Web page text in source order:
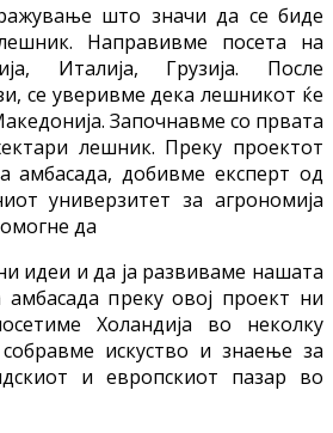
што значи да се биде
Направивме посета на
Италија, Грузија. После
се уверивме дека лешникот ќе
Започнавме со првата
лешник. Преку проектот
амбасада, добивме експерт од
универзитет за агрономија
да
идеи и да ја развиваме нашата
амбасада преку овој проект ни
Холандија во неколку
искуство и знаење за
и европскиот пазар во